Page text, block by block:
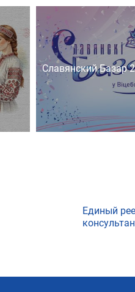
Славянский Базар
Единый